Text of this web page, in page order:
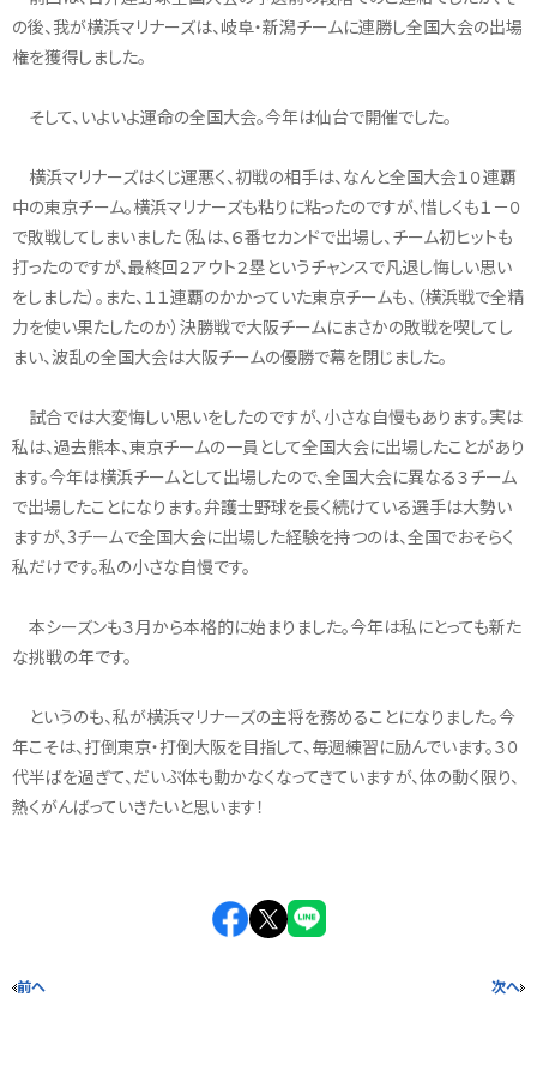
の後、我が横浜マリナーズは、岐阜・新潟チームに連勝し全国大会の出場
権を獲得しました。
そして、いよいよ運命の全国大会。今年は仙台で開催でした。
横浜マリナーズはくじ運悪く、初戦の相手は、なんと全国大会１０連覇
中の東京チーム。横浜マリナーズも粘りに粘ったのですが、惜しくも１－０
で敗戦してしまいました（私は、６番セカンドで出場し、チーム初ヒットも
打ったのですが、最終回２アウト２塁というチャンスで凡退し悔しい思い
をしました）。また、１１連覇のかかっていた東京チームも、（横浜戦で全精
力を使い果たしたのか）決勝戦で大阪チームにまさかの敗戦を喫してし
まい、波乱の全国大会は大阪チームの優勝で幕を閉じました。
試合では大変悔しい思いをしたのですが、小さな自慢もあります。実は
私は、過去熊本、東京チームの一員として全国大会に出場したことがあり
ます。今年は横浜チームとして出場したので、全国大会に異なる３チーム
で出場したことになります。弁護士野球を長く続けている選手は大勢い
ますが、3チームで全国大会に出場した経験を持つのは、全国でおそらく
私だけです。私の小さな自慢です。
本シーズンも３月から本格的に始まりました。今年は私にとっても新た
な挑戦の年です。
というのも、私が横浜マリナーズの主将を務めることになりました。今
年こそは、打倒東京・打倒大阪を目指して、毎週練習に励んでいます。３０
代半ばを過ぎて、だいぶ体も動かなくなってきていますが、体の動く限り、
熱くがんばっていきたいと思います！
前へ 次へ